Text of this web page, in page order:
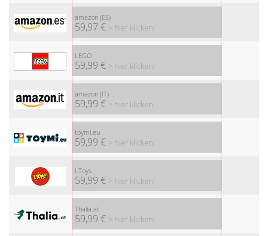
amazon (ES)
59,97 € > hier klicken!
LEGO
59,99 € > hier klicken!
amazon (IT)
59,99 € > hier klicken!
toymi.eu
59,99 € > hier klicken!
LToys
59,99 € > hier klicken!
Thalia.at
59,99 € > hier klicken!